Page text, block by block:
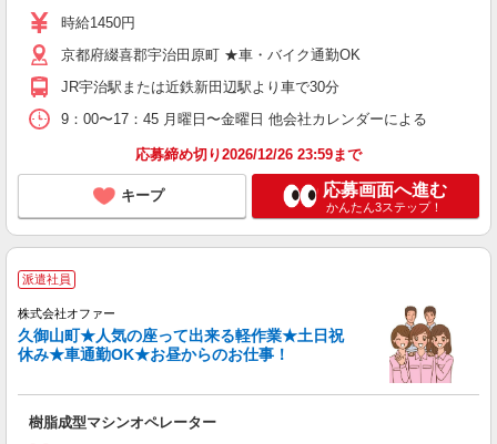
時給1450円
京都府綴喜郡宇治田原町 ★車・バイク通勤OK
JR宇治駅または近鉄新田辺駅より車で30分
9：00〜17：45 月曜日〜金曜日 他会社カレンダーによる
応募締め切り2026/12/26 23:59まで
キープ 応募画面へ進む
かんたん3ステップ！
派遣社員
株式会社オファー
久御山町★人気の座って出来る軽作業★土日祝
休み★車通勤OK★お昼からのお仕事！
樹脂成型マシンオペレーター